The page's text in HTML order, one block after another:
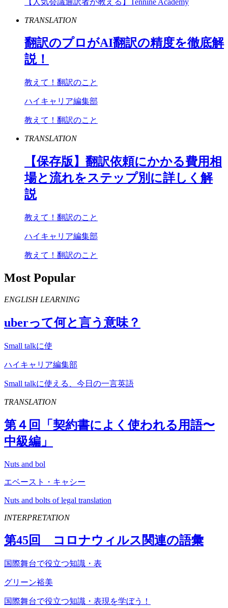
TRANSLATION
翻訳のプロがAI翻訳の精度を徹底解
説！
教えて！翻訳のこと
ハイキャリア編集部
教えて！翻訳のこと
TRANSLATION
【保存版】翻訳依頼にかかる費用相
場と流れをステップ別に詳しく解
説
教えて！翻訳のこと
ハイキャリア編集部
教えて！翻訳のこと
Most Popular
ENGLISH LEARNING
uberって何と言う意味？
Small talkに使
ハイキャリア編集部
Small talkに使える、今日の一言英語
TRANSLATION
第４回「契約書によく使われる用語〜
中級編」
Nuts and bol
エベースト・キャシー
Nuts and bolts of legal translation
INTERPRETATION
第45回 コロナウィルス関連の語彙
国際舞台で役立つ知識・表
グリーン裕美
国際舞台で役立つ知識・表現を学ぼう！